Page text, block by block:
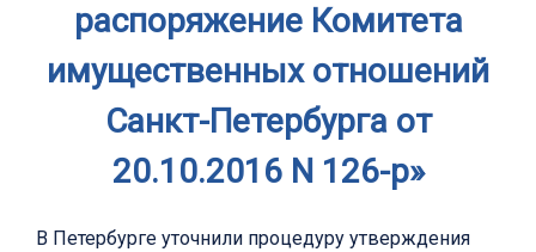
распоряжение Комитета
имущественных отношений
Санкт-Петербурга от
20.10.2016 N 126-р»
В Петербурге уточнили процедуру утверждения